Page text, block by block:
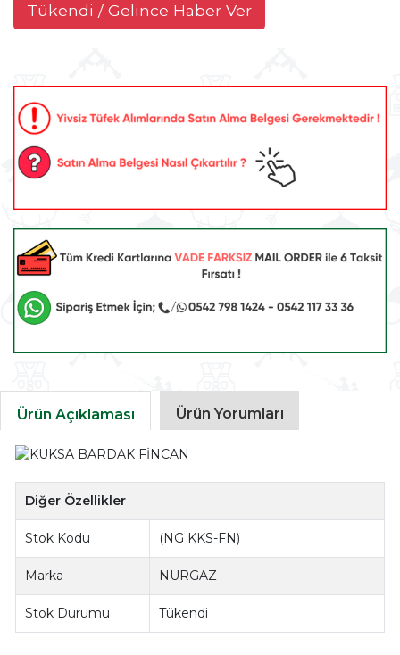
Tükendi / Gelince Haber Ver
Ürün Açıklaması Ürün Yorumları
Diğer Özellikler
Stok Kodu (NG KKS-FN)
Marka NURGAZ
Stok Durumu Tükendi